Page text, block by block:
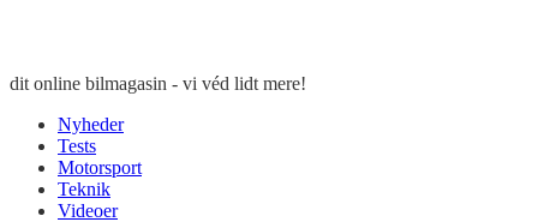
dit online bilmagasin - vi véd lidt mere!
Nyheder
Tests
Motorsport
Teknik
Videoer